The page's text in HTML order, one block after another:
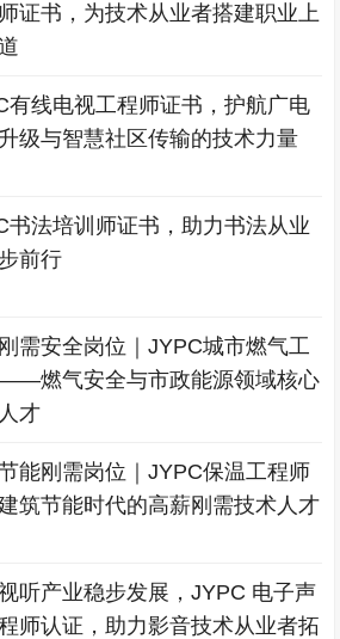
证书，为技术从业者搭建职业上
有线电视工程师证书，护航广电
级与智慧社区传输的技术力量
书法培训师证书，助力书法从业
前行
需安全岗位｜JYPC城市燃气工
燃气安全与市政能源领域核心
才
能刚需岗位｜JYPC保温工程师
节能时代的高薪刚需技术人才
听产业稳步发展，JYPC 电子声
师认证，助力影音技术从业者拓